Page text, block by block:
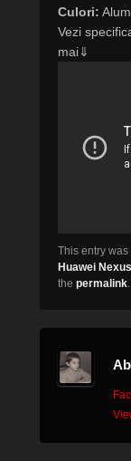
Culori:
Vezi
mai⇓
This entry was
Huawei
the permalink.